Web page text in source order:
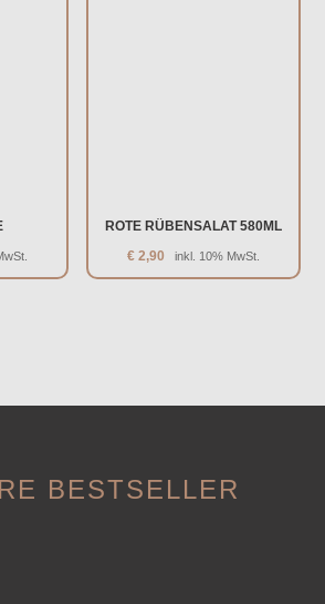
ROTE RÜBENSALAT 580ML
€2,90 inkl. 10% MwSt.
BESTSELLER